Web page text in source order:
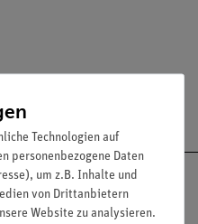
ab 300,- €
Technologien auf
personenbezogene Daten
um z.B. Inhalte und
von Drittanbietern
Website zu analysieren.